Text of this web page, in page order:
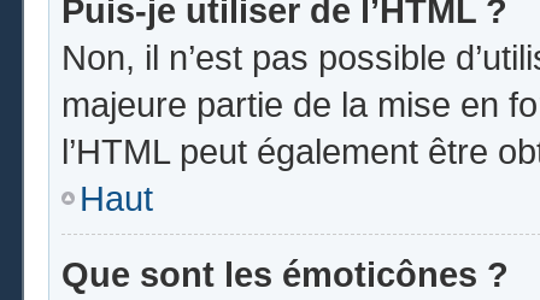
Puis-je utiliser de l’HTML ?
Non, il n’est pas possible
majeure partie de la mise en
l’HTML peut également être
Haut
Que sont les émoticônes ?